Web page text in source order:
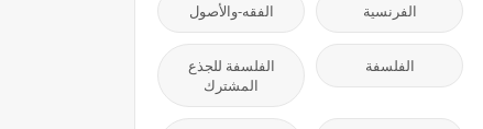
الفرنسية الفقه-والأصول
الفلسفة
الفلسفة للجذع
المشترك